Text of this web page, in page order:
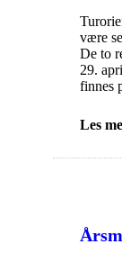
være
De to
29.
finnes
Les